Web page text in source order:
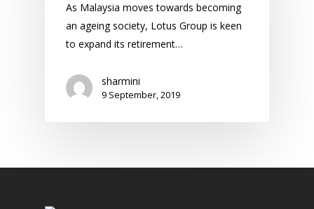
As Malaysia moves towards becoming
an ageing society, Lotus Group is keen
to expand its retirement…
sharmini
9 September, 2019